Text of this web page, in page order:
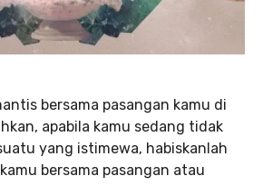
bersama pasangan kamu di
apabila kamu sedang tidak
yang istimewa, habiskanlah
bersama pasangan atau